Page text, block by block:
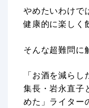
やめたいわけで
健康的に楽しく
そんな超難問
「お酒を減ら
集長・岩永直子
めた」ライター